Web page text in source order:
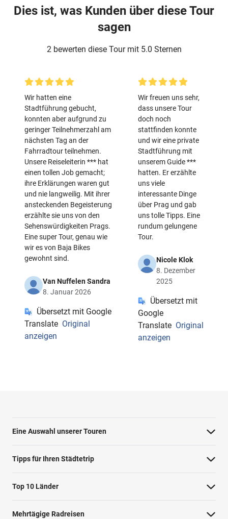
Dies ist, was Kunden über diese Tour
sagen
2 bewerten diese Tour mit 5.0 Sternen
Wir hatten eine
Stadtführung gebucht,
konnten aber aufgrund zu
geringer Teilnehmerzahl am
nächsten Tag an der
Fahrradtour teilnehmen.
Unsere Reiseleiterin *** hat
einen tollen Job gemacht;
ihre Erklärungen waren gut
und nie langweilig. Mit ihrer
ansteckenden Begeisterung
erzählte sie uns von den
Sehenswürdigkeiten Prags.
Eine super Tour, genau wie
wir es von Baja Bikes
gewohnt sind.
Van Nuffelen Sandra
8. Januar 2026
Übersetzt mit Google
Translate Original
anzeigen
Wir freuen uns sehr,
dass unsere Tour
doch noch
stattfinden konnte
und wir eine private
Stadtführung mit
unserem Guide ***
hatten. Er erzählte
uns viele
interessante Dinge
über Prag und gab
uns tolle Tipps. Eine
rundum gelungene
Tour.
Nicole Klok
8. Dezember
2025
Übersetzt mit
Google
Translate Original
anzeigen
Eine Auswahl unserer Touren
Barcelona Highlights Tour
Berlin Highlights Tour
Highlights von Paris
Private Tour Tallinn
Tipps für Ihren Städtetrip
Strände bei Athen
Barcelonas Stadtteile
Top 10 Länder
Niederlande
Mehrtägige Radreisen